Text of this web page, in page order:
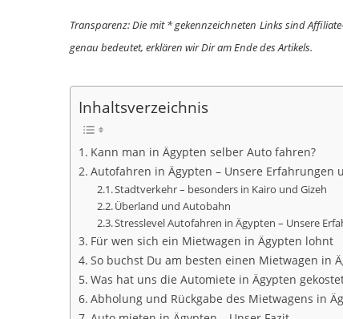
Transparenz: Die mit * gekennzeichneten Links sind
genau bedeutet, erklären wir Dir am Ende des Artikels.
Inhaltsverzeichnis
Kann man in Ägypten selber Auto fahren?
Autofahren in Ägypten – Unsere Erfahrungen
Stadtverkehr – besonders in Kairo und Gizeh
Überland und Autobahn
Stresslevel Autofahren in Ägypten – Unsere
Für wen sich ein Mietwagen in Ägypten lohnt
So buchst Du am besten einen Mietwagen in
Was hat uns die Automiete in Ägypten
Abholung und Rückgabe des Mietwagens in